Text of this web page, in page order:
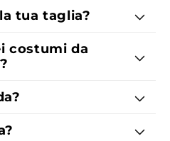
tua taglia?
costumi da